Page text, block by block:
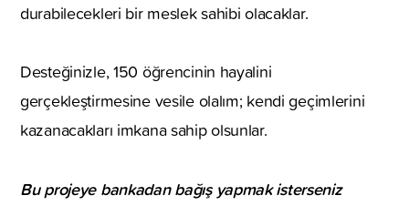
durabilecekleri bir meslek sahibi olacaklar.
Desteğinizle, 150 öğrencinin hayalini
gerçekleştirmesine vesile olalım; kendi geçimlerini
kazanacakları imkana sahip olsunlar.
Bu projeye bankadan bağış yapmak isterseniz